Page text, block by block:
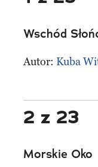
Wschód
Autor: Kuba
2 z 23
Morskie Oko